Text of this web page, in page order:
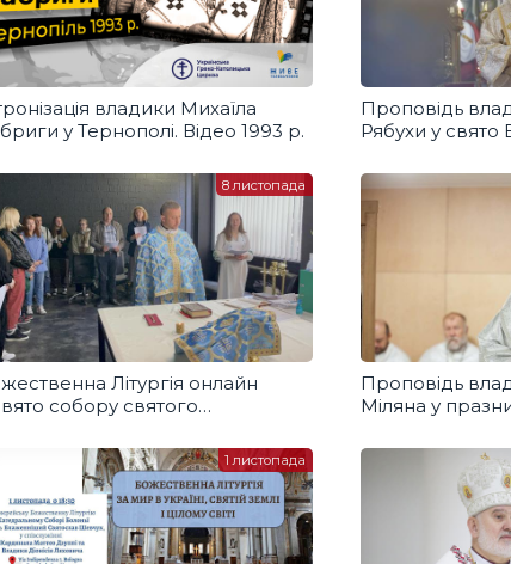
владики Михаїла
у Тернополі. Відео 1993 р.
Проповідь
Рябухи у
Літургія онлайн
собору святого
8 листопада
Проповідь
Міляна у
1 листопада